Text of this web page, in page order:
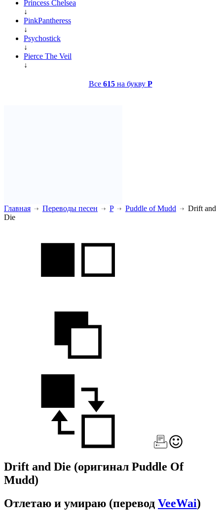
Princess Chelsea
↓
PinkPantheress
↓
Psychostick
↓
Pierce The Veil
↓
Все 615на букву P
Главная Переводы песен P Puddle of Mudd
Drift and
Die
Drift and Die (оригинал Puddle Of
Mudd)
Отлетаю и умираю (перевод VeeWai)